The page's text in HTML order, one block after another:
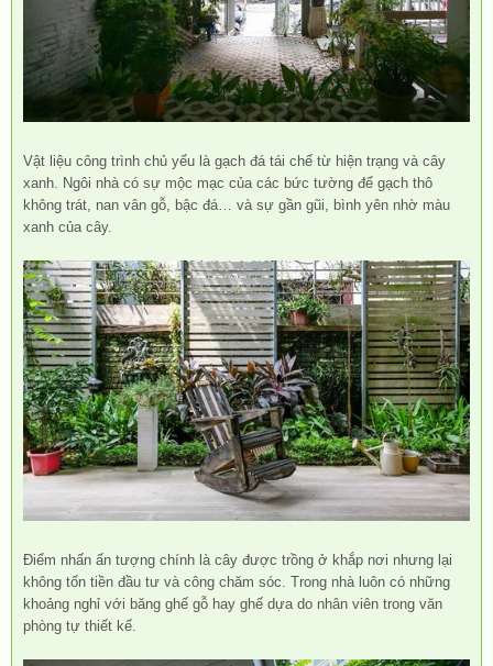
Vật liệu công trình chủ yếu là gạch đá tái chế từ hiện trạng và cây
xanh. Ngôi nhà có sự mộc mạc của các bức tường để gạch thô
không trát, nan vân gỗ, bậc đá… và sự gần gũi, bình yên nhờ màu
xanh của cây.
Điểm nhấn ấn tượng chính là cây được trồng ở khắp nơi nhưng lại
không tốn tiền đầu tư và công chăm sóc. Trong nhà luôn có những
khoảng nghỉ với băng ghế gỗ hay ghế dựa do nhân viên trong văn
phòng tự thiết kế.